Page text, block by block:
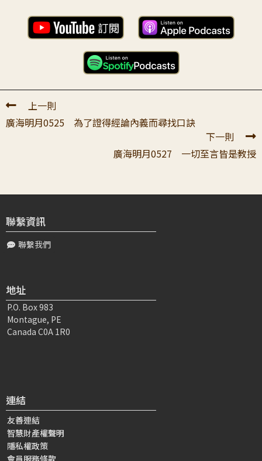
邱〇〇2025-10-25 01:23:23
敬禮上師.非常感恩老師為我思惟引導第526講的內容.我聽聞
體會到實際上這個上殿來修法本...
方〇〇2025-10-22 22:56:02
恭敬頂禮大寶恩師： 感恩師長為我們宣說每日功課就是修
行本身。幫助弟子學習到： 早課即修行本身 若視早課非修
循大師及諸佛菩薩給我們的學修次第學習，先修止再修觀，
魏〇〇
為自己感覺到的是對的。在修行的這條路...
林〇〇2025-12-20 05:05:18
頂禮大寶恩師，透過儲訓班學習用D表聞思與備課，供養師
頂禮大寶恩師： 再再思惟老師叮嚀非常重要而且值得抄下
來的這一段，非常珍惜能學習到四家合註清淨傳承的每一
課。謝謝仁波切提到的修行現象...
上一則
廣海明月0525 為了證得經論內義而尋找口訣
下一則
廣海明月0527 一切至言皆是教授
聯繫資訊
聯繫我們
地址
P.O. Box 983
Montague, PE
Canada C0A 1R0
連結
友善連結
智慧財產權聲明
隱私權政策
會員服務條款